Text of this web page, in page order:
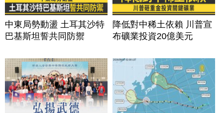
中東局勢動盪 土耳其沙特
巴基斯坦誓共同防禦
降低對中稀土依賴 川普宣
布礦業投資20億美元